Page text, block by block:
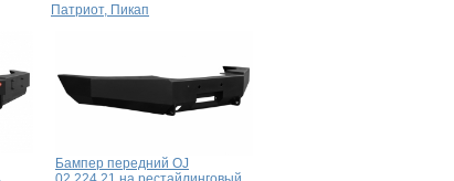
Патриот, Пикап
Бампер передний OJ